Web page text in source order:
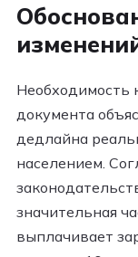
Необходимость
документа
дедлайна
населением.
значительная
выплачивает